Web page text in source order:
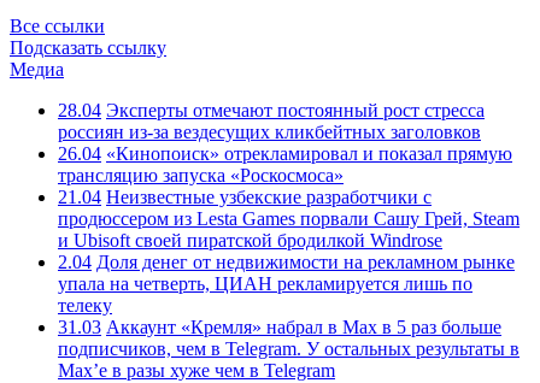
Все ссылки
Подсказать ссылку
Медиа
28.04 Эксперты отмечают постоянный рост стресса
россиян из-за вездесущих кликбейтных заголовков
26.04 «Кинопоиск» отрекламировал и показал прямую
трансляцию запуска «Роскосмоса»
21.04 Неизвестные узбекские разработчики с
продюссером из Lesta Games порвали Сашу Грей, Steam
и Ubisoft своей пиратской бродилкой Windrose
2.04 Доля денег от недвижимости на рекламном рынке
упала на четверть, ЦИАН рекламируется лишь по
телеку
31.03 Аккаунт «Кремля» набрал в Max в 5 раз больше
подписчиков, чем в Telegram. У остальных результаты в
Max’е в разы хуже чем в Telegram